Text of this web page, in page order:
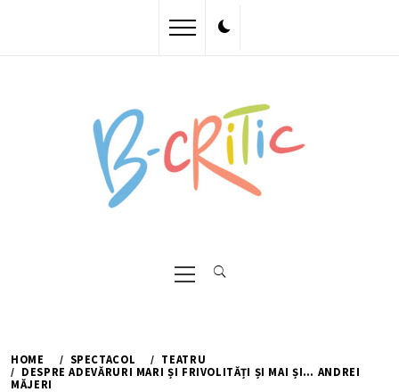
Primary
Menu
HOME SPECTACOL
TEATRU
DESPRE ADEVĂRURI MARI ȘI FRIVOLITĂȚI ȘI MAI ȘI… ANDREI
MĂJERI